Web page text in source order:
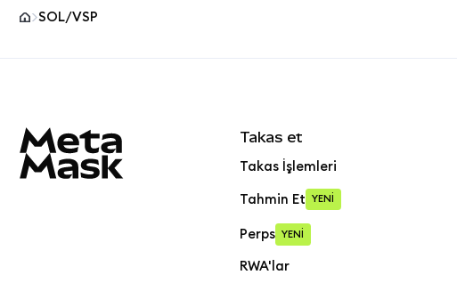
SOL/VSP
Takas et
Takas İşlemleri
Tahmin Et YENİ
Perps YENİ
RWA'lar